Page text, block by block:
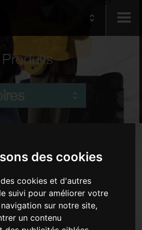
des cookies
cookies et d'autres
suivi pour améliorer votre
sur notre site,
un contenu
Kids
Lighting
Produits
de piano